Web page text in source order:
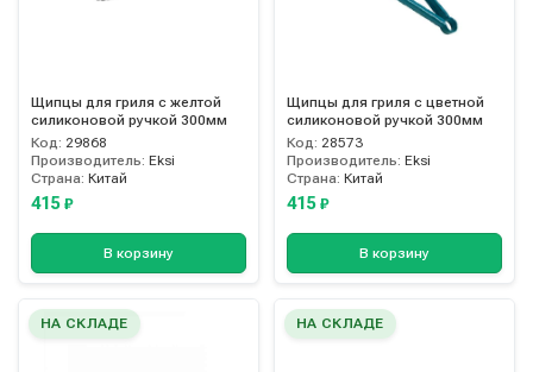
Щипцы для гриля с желтой
силиконовой ручкой 300мм
Код: 29868
Производитель: Eksi
Страна: Китай
415 ₽
В корзину
Щипцы для гриля с цветной
силиконовой ручкой 300мм
Код: 28573
Производитель: Eksi
Страна: Китай
415 ₽
В корзину
НА СКЛАДЕ НА СКЛАДЕ